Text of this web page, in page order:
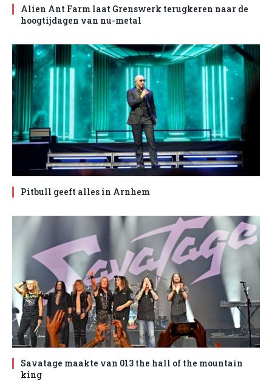
Alien Ant Farm laat Grenswerk terugkeren naar de
hoogtijdagen van nu-metal
Pitbull geeft alles in Arnhem
Savatage maakte van 013 the hall of the mountain
king